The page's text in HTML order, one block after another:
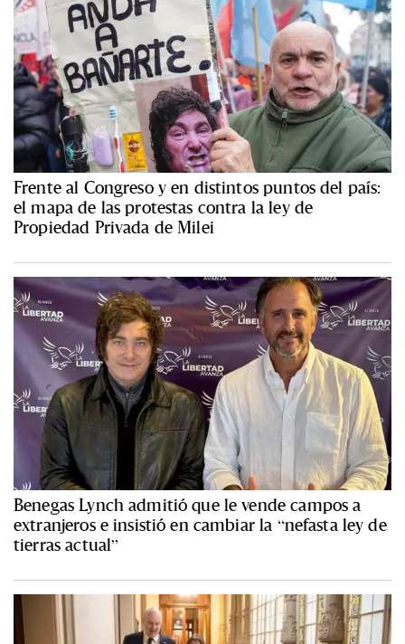
Frente al Congreso y en distintos puntos del país:
el mapa de las protestas contra la ley de
Propiedad Privada de Milei
Benegas Lynch admitió que le vende campos a
extranjeros e insistió en cambiar la “nefasta ley de
tierras actual”